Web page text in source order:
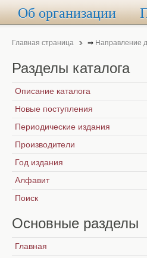
Об организации
Главная страница ⇒ Направление
Разделы каталога
Описание каталога
Новые поступления
Периодические издания
Производители
Год издания
Алфавит
Поиск
Основные разделы
Главная